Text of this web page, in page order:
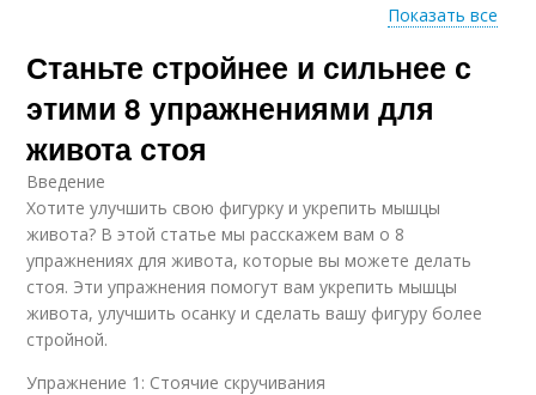
Скручивания с
локтями
Скручивания с
прямыми
Боковые скручивания
Показать все
Станьте стройнее и сильнее с
этими 8 упражнениями для
живота стоя
Введение
Хотите улучшить свою фигурку и укрепить мышцы
живота? В этой статье мы расскажем вам о 8
упражнениях для живота, которые вы можете делать
стоя. Эти упражнения помогут вам укрепить мышцы
живота, улучшить осанку и сделать вашу фигуру более
стройной.
Упражнение 1: Стоячие скручивания